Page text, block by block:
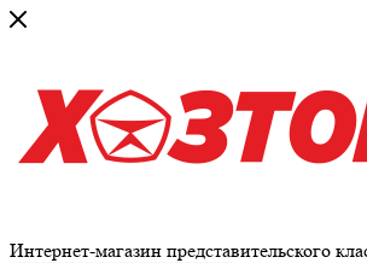
Интернет-магазин представительского